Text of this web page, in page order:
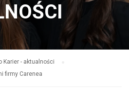
Karier - aktualności
firmy Carenea